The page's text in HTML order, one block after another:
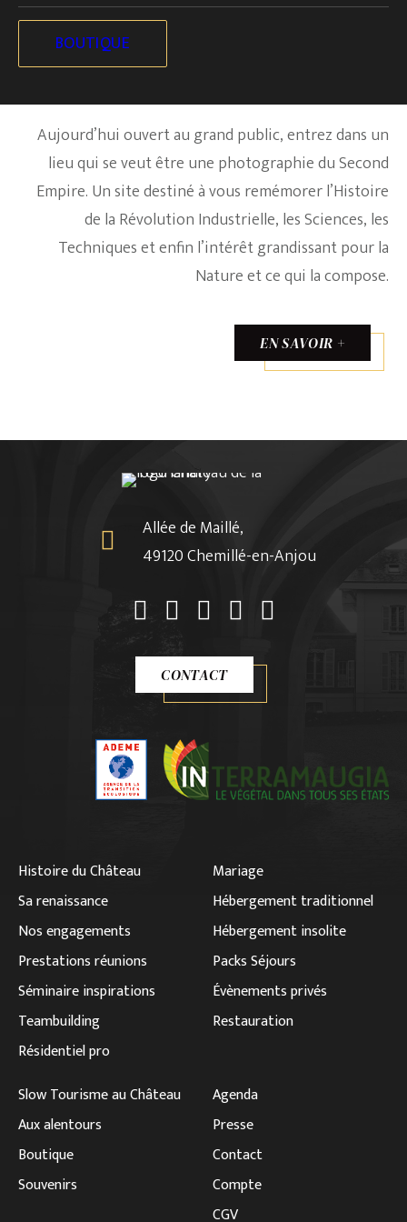
BOUTIQUE
Découvrez nos visites et activités
Aujourd’hui ouvert au grand public, entrez dans un
lieu qui se veut être une photographie du Second
Empire. Un site destiné à vous remémorer l’Histoire
de la Révolution Industrielle, les Sciences, les
Techniques et enfin l’intérêt grandissant pour la
Nature et ce qui la compose.
EN SAVOIR +
Allée de Maillé,
49120 Chemillé-en-Anjou
CONTACT
Histoire du Château
Sa renaissance
Nos engagements
Prestations réunions
Séminaire inspirations
Teambuilding
Résidentiel pro
Mariage
Hébergement traditionnel
Hébergement insolite
Packs Séjours
Évènements privés
Restauration
Slow Tourisme au Château
Aux alentours
Boutique
Souvenirs
Agenda
Presse
Contact
Compte
CGV